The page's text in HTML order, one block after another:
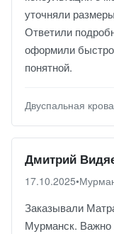
уточняли
Ответили
оформили
понятной.
Двуспальная
Дмитрий
17.10.2025•
Заказывали
Мурманск.